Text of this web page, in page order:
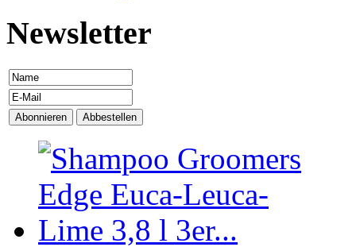
Newsletter